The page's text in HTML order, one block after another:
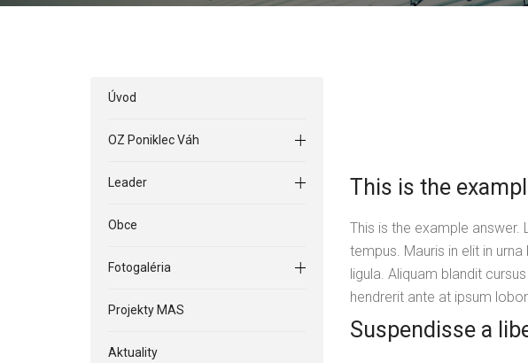
Úvod
OZ Poniklec Váh
Leader
Obce
Fotogaléria
Projekty MAS
Aktuality
This is the
This is the example
tempus. Mauris in elit in
ligula. Aliquam blandit
hendrerit ante at ipsum
Suspendisse a